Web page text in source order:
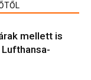
mellett is